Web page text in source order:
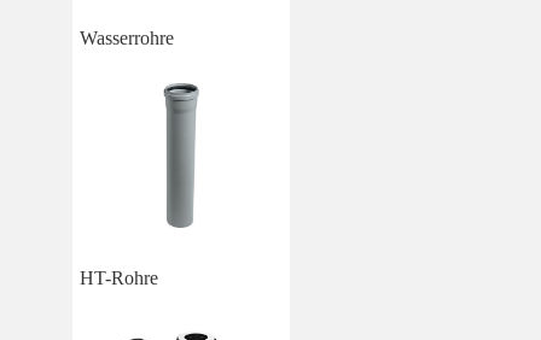
Wasserrohre
HT-Rohre